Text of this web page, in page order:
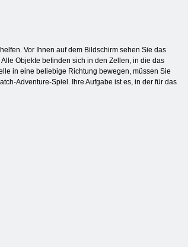
Vor Ihnen auf dem Bildschirm sehen Sie das
Objekte befinden sich in den Zellen, in die das
in eine beliebige Richtung bewegen, müssen Sie
Adventure-Spiel. Ihre Aufgabe ist es, in der für das